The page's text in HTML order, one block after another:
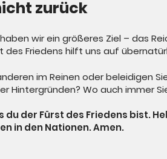
zurück
wir ein größeres Ziel – das
des Friedens hilft uns auf
im Reinen oder beleidigen
Hintergründen? Wo auch immer
du der Fürst des Friedens bist.
in den Nationen. Amen.